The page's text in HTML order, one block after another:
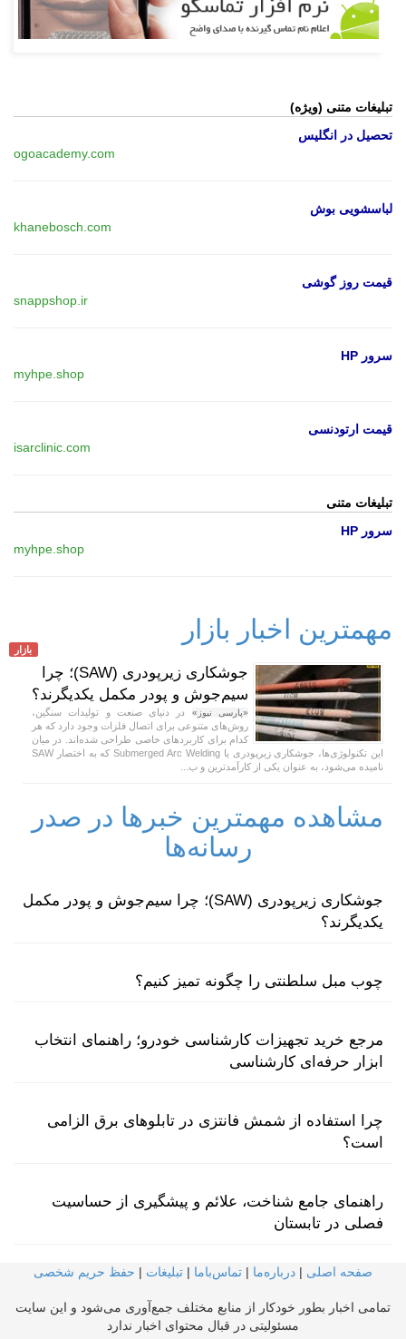
تبلیغات متنی (ویژه)
تحصیل در انگلیس
ogoacademy.com
لباسشویی بوش
khanebosch.com
قیمت روز گوشی
snappshop.ir
سرور HP
myhpe.shop
قیمت ارتودنسی
isarclinic.com
تبلیغات متنی
سرور HP
myhpe.shop
مهمترین اخبار بازار
بازار
جوشکاری زیرپودری (SAW)؛ چرا
سیم‌جوش و پودر مکمل یکدیگرند؟
«پارسی نیوز» در دنیای صنعت و تولیدات سنگین،
روش‌های متنوعی برای اتصال فلزات وجود دارد که هر
کدام برای کاربردهای خاصی طراحی شده‌اند. در میان
این تکنولوژی‌ها، جوشکاری زیرپودری یا Submerged Arc Welding که به اختصار SAW
نامیده می‌شود، به عنوان یکی از کارآمدترین و ب...
مشاهده مهمترین خبرها در صدر
رسانه‌ها
جوشکاری زیرپودری (SAW)؛ چرا سیم‌جوش و پودر مکمل
یکدیگرند؟
چوب مبل سلطنتی را چگونه تمیز کنیم؟
مرجع خرید تجهیزات کارشناسی خودرو؛ راهنمای انتخاب
ابزار حرفه‌ای کارشناسی
چرا استفاده از شمش فانتزی در تابلوهای برق الزامی
است؟
راهنمای جامع شناخت، علائم و پیشگیری از حساسیت
فصلی در تابستان
صفحه اصلی | درباره‌ما | تماس‌با‌ما | تبلیغات | حفظ حریم شخصی
تمامی اخبار بطور خودکار از منابع مختلف جمع‌آوری می‌شود و این سایت
مسئولیتی در قبال محتوای اخبار ندارد